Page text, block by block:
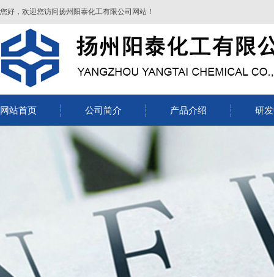
您好，欢迎您访问扬州阳泰化工有限公司网站！
网站首页 公司简介 产品介绍 研